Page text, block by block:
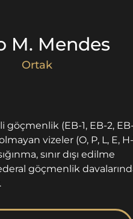
M. Mendes
Ortak
(EB-1, EB-2,
vizeler (O, P, L, E,
sınır dışı edilme
göçmenlik